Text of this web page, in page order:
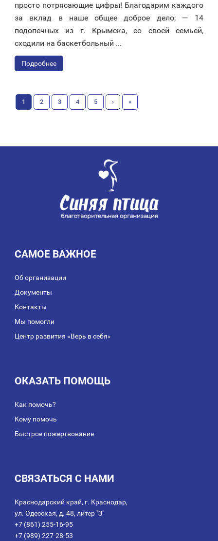
просто потрясающие цифры! Благодарим каждого
за вклад в наше общее доброе дело; — 14
подопечных из г. Крымска, со своей семьей,
сходили на баскетбольный ...
Подробнее
1 2 3 4 5 › »
САМОЕ ВАЖНОЕ
Об организации
Документы
Контакты
Мы помогли
Центр развития «Верь в себя»
ОКАЗАТЬ ПОМОЩЬ
Как помочь?
Кому помочь
Быстрое пожертвование
СВЯЗАТЬСЯ С НАМИ
Краснодарский край, г. Краснодар,
ул. Одесская, д. 48, литер "З"
+7 (861) 255-16-95
+7 (989) 227-28-53